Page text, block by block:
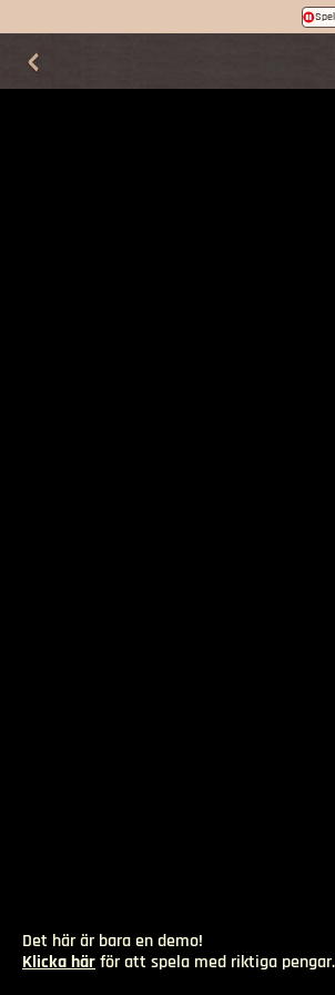
Det här är bara en demo!
Klicka härför att spela med riktiga pengar.